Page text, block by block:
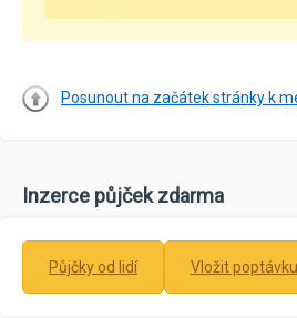
Posunout na začátek stránky k
Inzerce půjček zdarma
Půjčky od lidí Vložit poptávku